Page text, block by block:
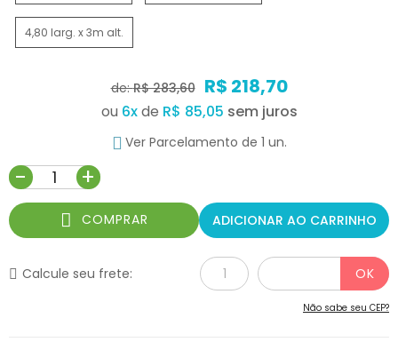
4,80 larg. x 3m alt.
de:R$ 283,60 R$ 218,70
ou 6xde R$ 85,05
Ver Parcelamento de 1 un.
- +
COMPRAR ADICIONAR AO CARRINHO
Calcule seu frete:
Não sabe seu CEP?